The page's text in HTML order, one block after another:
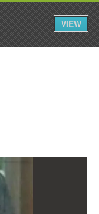
Iniciar Sessão
VIEW